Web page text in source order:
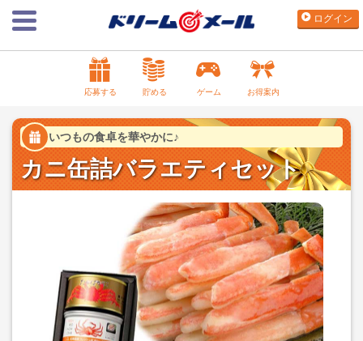
ログイン
応募する 貯める ゲーム お得案内
いつもの食卓を華やかに♪
カニ缶詰バラエティセット